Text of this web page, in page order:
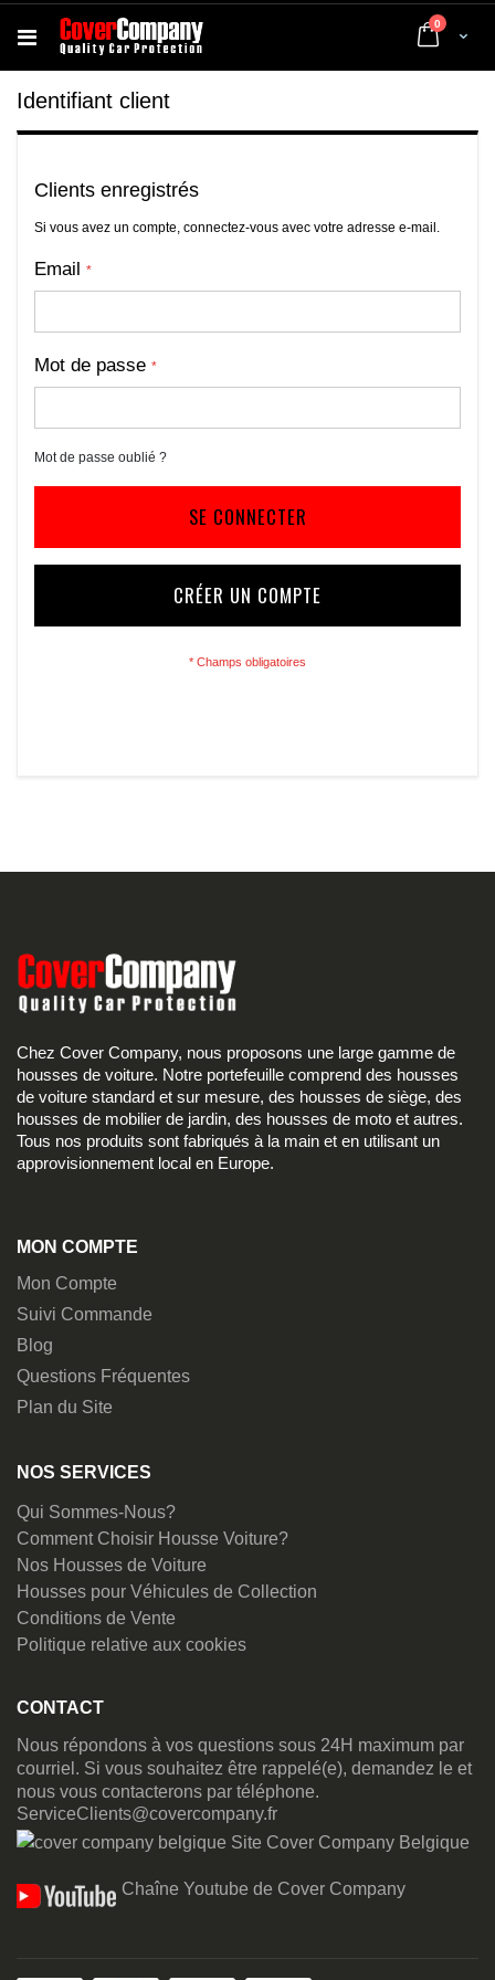
Cart
0 articles
Identifiant client
Clients enregistrés
Si vous avez un compte, connectez-vous avec votre adresse e-mail.
Email
Mot de passe
Mot de passe oublié ?
SE CONNECTER
CRÉER UN COMPTE
Chez Cover Company, nous proposons une large gamme de
housses de voiture. Notre portefeuille comprend des housses
de voiture standard et sur mesure, des housses de siège, des
housses de mobilier de jardin, des housses de moto et autres.
Tous nos produits sont fabriqués à la main et en utilisant un
approvisionnement local en Europe.
MON COMPTE
Mon Compte
Suivi Commande
Blog
Questions Fréquentes
Plan du Site
NOS SERVICES
Qui Sommes-Nous?
Comment Choisir Housse Voiture?
Nos Housses de Voiture
Housses pour Véhicules de Collection
Conditions de Vente
Politique relative aux cookies
CONTACT
Nous répondons à vos questions sous 24H maximum par
courriel. Si vous souhaitez être rappelé(e), demandez le et
nous vous contacterons par téléphone.
ServiceClients@covercompany.fr
Site Cover Company Belgique
Chaîne Youtube de Cover Company